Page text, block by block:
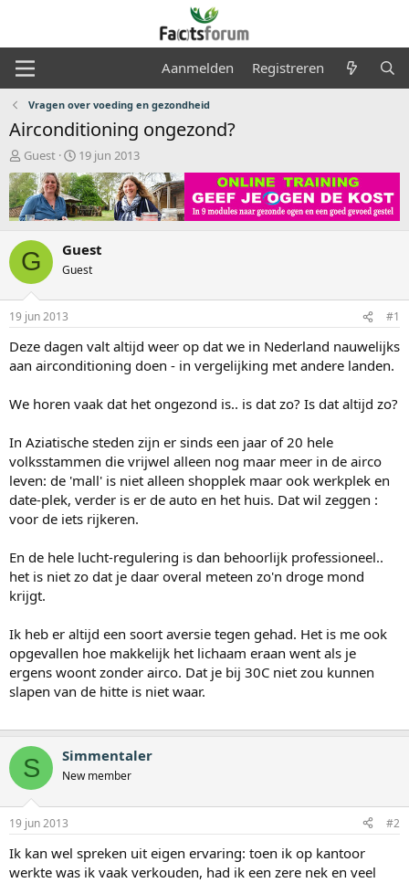
Aanmelden Registreren
Vragen over voeding en gezondheid
Airconditioning ongezond?
O
n
d
e
r
w
e
r
p
s
t
r
t
r
Guest
S
t
a
r
t
a
t
m
19 jun 2013
G Guest
Guest
19 jun 2013 #1
Deze dagen valt altijd weer op dat we in Nederland nauwelijks
aan airconditioning doen - in vergelijking met andere landen.
We horen vaak dat het ongezond is.. is dat zo? Is dat altijd zo?
In Aziatische steden zijn er sinds een jaar of 20 hele
volksstammen die vrijwel alleen nog maar meer in de airco
leven: de 'mall' is niet alleen shopplek maar ook werkplek en
date-plek, verder is er de auto en het huis. Dat wil zeggen :
voor de iets rijkeren.
En de hele lucht-regulering is dan behoorlijk professioneel..
het is niet zo dat je daar overal meteen zo'n droge mond
krijgt.
Ik heb er altijd een soort aversie tegen gehad. Het is me ook
opgevallen hoe makkelijk het lichaam eraan went als je
ergens woont zonder airco. Dat je bij 30C niet zou kunnen
slapen van de hitte is niet waar.
S Simmentaler
New member
19 jun 2013 #2
Ik kan wel spreken uit eigen ervaring: toen ik op kantoor
werkte was ik vaak verkouden, had ik een zere nek en veel